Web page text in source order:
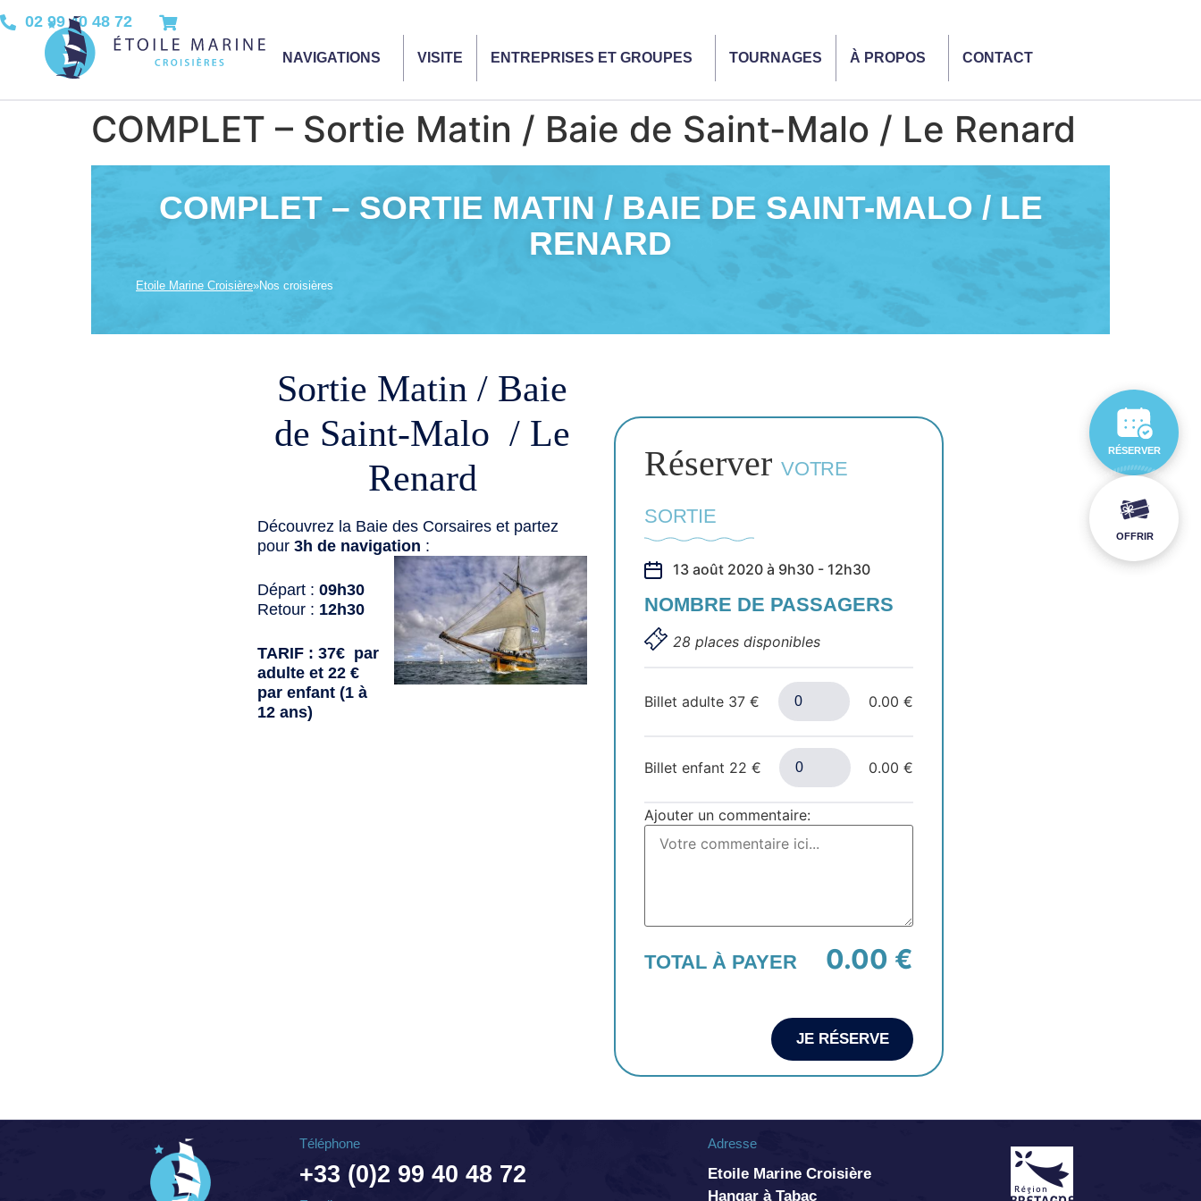
02 99 40 48 72
NAVIGATIONS VISITE ENTREPRISES ET GROUPES TOURNAGES À PROPOS CONTACT
COMPLET – Sortie Matin / Baie de Saint-Malo / Le Renard
COMPLET – SORTIE MATIN / BAIE DE SAINT-MALO / LE
RENARD
Etoile Marine Croisière»Nos croisières
Sortie Matin / Baie
de Saint-Malo / Le
Renard
Découvrez la Baie des Corsaires et partez
pour 3h de navigation :
Départ : 09h30
Retour : 12h30
TARIF : 37€ par
adulte et 22 €
par enfant (1 à
12 ans)
Réserver VOTRE
SORTIE
13 août 2020 à 9h30 - 12h30
NOMBRE DE PASSAGERS
28 places disponibles
Billet adulte 37 € 0.00 €
Billet enfant 22 € 0.00 €
Ajouter un commentaire:
TOTAL À PAYER 0.00 €
JE RÉSERVE
Téléphone
+33 (0)2 99 40 48 72
Adresse
Etoile Marine Croisière
Hangar à Tabac
RÉSERVER
OFFRIR